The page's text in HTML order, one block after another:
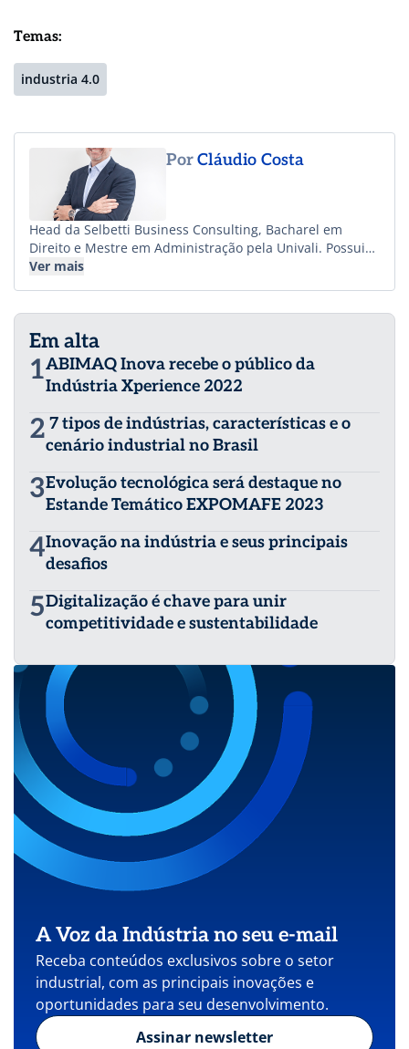
Temas:
industria 4.0
PorCláudio Costa
Head da Selbetti Business Consulting, Bacharel em
Direito e Mestre em Administração pela Univali. Possui
mais de 25 anos de experiência profissional
Ver mais
Em alta
1ABIMAQ Inova recebe o público da
Indústria Xperience 2022
2 7 tipos de indústrias, características e o
cenário industrial no Brasil
3Evolução tecnológica será destaque no
Estande Temático EXPOMAFE 2023
4Inovação na indústria e seus principais
desafios
5Digitalização é chave para unir
competitividade e sustentabilidade
A Voz da Indústria no seu e-mail
Receba conteúdos exclusivos sobre o setor
industrial, com as principais inovações e
oportunidades para seu desenvolvimento.
Assinar newsletter